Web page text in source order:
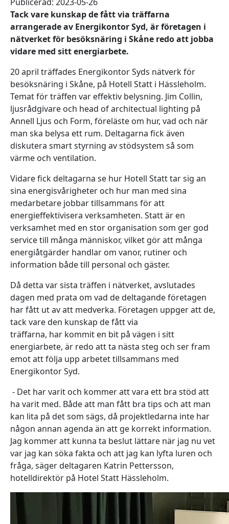
Tack vare kunskap de fått via träffarna
arrangerade av Energikontor Syd, är företagen i
nätverket för besöksnäring i Skåne redo att jobba
vidare med sitt energiarbete.
20 april träffades Energikontor Syds nätverk för
besöksnäring i Skåne, på Hotell Statt i Hässleholm.
Temat för träffen var effektiv belysning. Jim Collin,
ljusrådgivare och head of architectual lighting på
Annell Ljus och Form, föreläste om hur, vad och när
man ska belysa ett rum. Deltagarna fick även
diskutera smart styrning av stödsystem så som
värme och ventilation.
Vidare fick deltagarna se hur Hotell Statt tar sig an
sina energisvårigheter och hur man med sina
medarbetare jobbar tillsammans för att
energieffektivisera verksamheten. Statt är en
verksamhet med en stor organisation som ger god
service till många människor, vilket gör att många
energiåtgärder handlar om vanor, rutiner och
information både till personal och gäster.
Då detta var sista träffen i nätverket, avslutades
dagen med prata om vad de deltagande företagen
har fått ut av att medverka. Företagen uppger att de,
tack vare den kunskap de fått via
träffarna, har kommit en bit på vägen i sitt
energiarbete, är redo att ta nästa steg och ser fram
emot att följa upp arbetet tillsammans med
Energikontor Syd.
- Det har varit och kommer att vara ett bra stöd att
ha varit med. Både att man fått bra tips och att man
kan lita på det som sägs, då projektledarna inte har
någon annan agenda än att ge korrekt information.
Jag kommer att kunna ta beslut lättare när jag nu vet
var jag kan söka fakta och att jag kan lyfta luren och
fråga, säger deltagaren Katrin Pettersson,
hotelldirektör på Hotel Statt Hässleholm.